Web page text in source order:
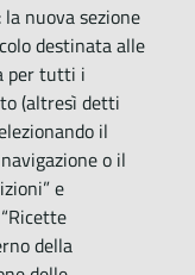
la nuova sezione
destinata alle
per tutti i
(altresì detti
il
o il
e
della